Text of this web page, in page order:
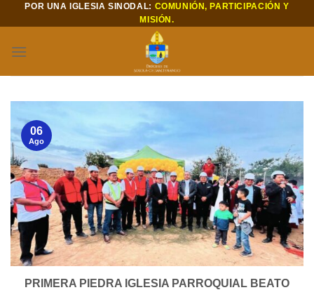
Saltar
al
POR UNA IGLESIA SINODAL: COMUNIÓN, PARTICIPACIÓN Y
MISIÓN.
PRIMERA PIEDRA IGLESIA PARROQUIAL BEATO
06
Ago